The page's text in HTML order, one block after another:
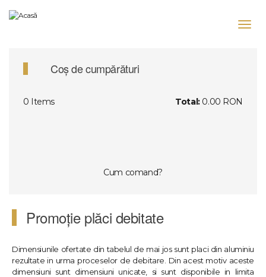
Mergi
Toggle
Coș de cumpărături
0 Items Total: 0.00 RON
Cum comand?
Promoție plăci debitate
Dimensiunile ofertate din tabelul de mai jos sunt placi din aluminiu
rezultate in urma proceselor de debitare. Din acest motiv aceste
dimensiuni sunt dimensiuni unicate, si sunt disponibile in limita